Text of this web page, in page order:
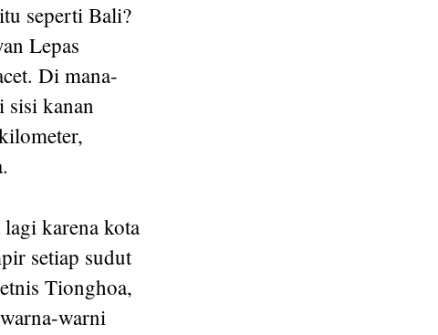
seperti Bali?
Lepas
Di mana-
sisi kanan
karena kota
setiap sudut
Tionghoa,
warni